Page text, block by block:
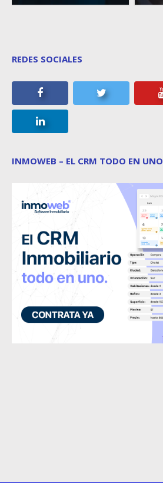
REDES SOCIALES
INMOWEB – EL CRM TODO EN UNO